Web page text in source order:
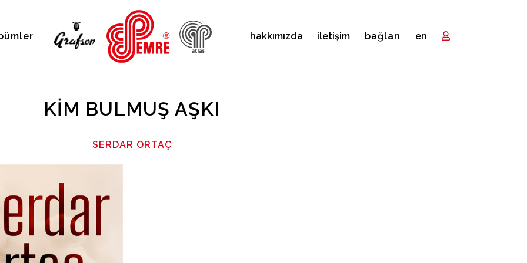
hakkımızda i̇letişim bağlan en
KIM BULMUŞ AŞKI
SERDAR ORTAÇ